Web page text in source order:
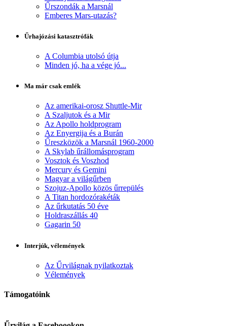
Űrszondák a Marsnál
Emberes Mars-utazás?
Űrhajózási katasztrófák
A Columbia utolsó útja
Minden jó, ha a vége jó...
Ma már csak emlék
Az amerikai-orosz Shuttle-Mir
A Szaljutok és a Mir
Az Apollo holdprogram
Az Enyergija és a Burán
Űreszközök a Marsnál 1960-2000
A Skylab űrállomásprogram
Vosztok és Voszhod
Mercury és Gemini
Magyar a világűrben
Szojuz-Apollo közös űrrepülés
A Titan hordozórakéták
Az űrkutatás 50 éve
Holdraszállás 40
Gagarin 50
Interjúk, vélemények
Az Űrvilágnak nyilatkoztak
Vélemények
Támogatóink